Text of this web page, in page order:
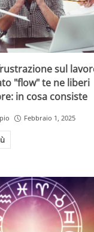
sul
"flow" te ne liberi
in cosa consiste
Febbraio 1, 2025